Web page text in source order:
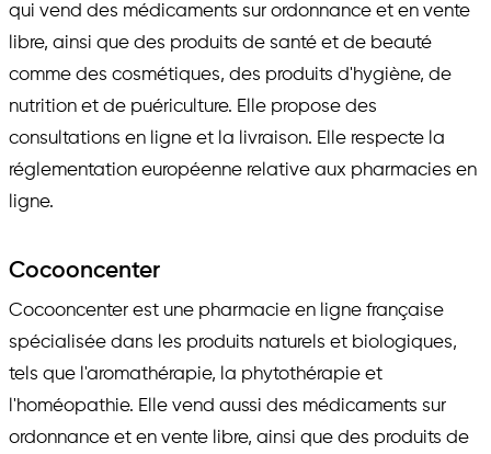
qui vend des médicaments sur ordonnance et en vente
libre, ainsi que des produits de santé et de beauté
comme des cosmétiques, des produits d'hygiène, de
nutrition et de puériculture. Elle propose des
consultations en ligne et la livraison. Elle respecte la
réglementation européenne relative aux pharmacies en
ligne.
Cocooncenter
Cocooncenter est une pharmacie en ligne française
spécialisée dans les produits naturels et biologiques,
tels que l'aromathérapie, la phytothérapie et
l'homéopathie. Elle vend aussi des médicaments sur
ordonnance et en vente libre, ainsi que des produits de